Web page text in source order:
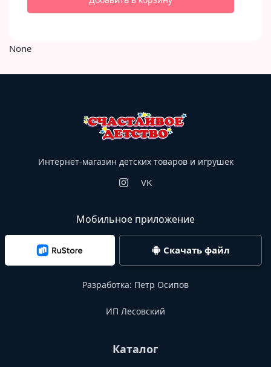
None
Интернет-магазин детских товаров и игрушек
VK
Мобильное приложение
Скачать файл
Разработка: Петр Осипов
ИП Лесовский
Каталог